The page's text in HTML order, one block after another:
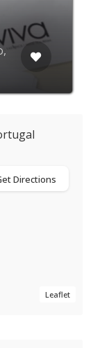
Leaflet
Directions